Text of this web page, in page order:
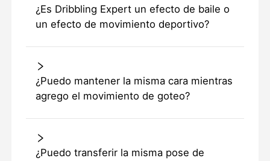
¿Es Dribbling Expert un efecto de baile o
un efecto de movimiento deportivo?
¿Puedo mantener la misma cara mientras
agrego el movimiento de goteo?
¿Puedo transferir la misma pose de